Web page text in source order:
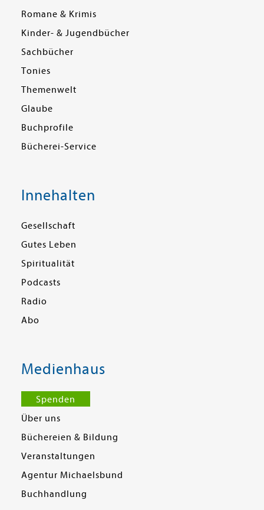
Romane & Krimis
Kinder- & Jugendbücher
Sachbücher
Tonies
Themenwelt
Glaube
Buchprofile
Bücherei-Service
Innehalten
Gesellschaft
Gutes Leben
Spiritualität
Podcasts
Radio
Abo
Medienhaus
Spenden
Über uns
Büchereien & Bildung
Veranstaltungen
Agentur Michaelsbund
Buchhandlung